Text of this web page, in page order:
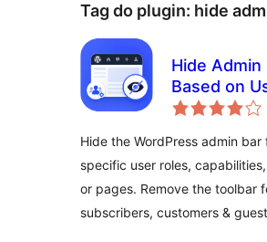
Tag do plugin: hide
Hide Admin
Based on
Roles –
by Role,
Page
Hide the WordPress admin bar
specific user roles,
or pages. Remove the toolbar
subscribers, customers &